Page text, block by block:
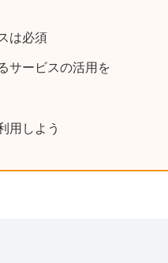
は必須
サービスの活用を
用しよう